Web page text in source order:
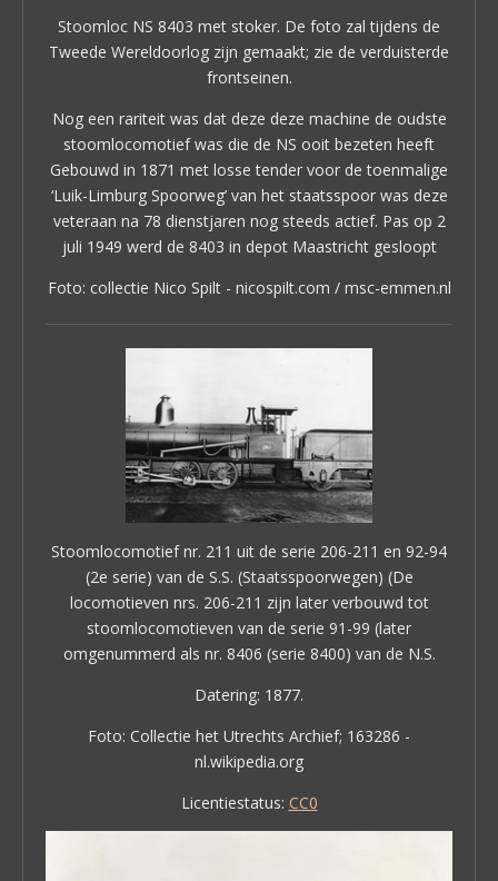
Stoomloc NS 8403 met stoker. De foto zal tijdens de
Tweede Wereldoorlog zijn gemaakt; zie de verduisterde
frontseinen.
Nog een rariteit was dat deze deze machine de oudste
stoomlocomotief was die de NS ooit bezeten heeft
Gebouwd in 1871 met losse tender voor de toenmalige
‘Luik-Limburg Spoorweg’ van het staatsspoor was deze
veteraan na 78 dienstjaren nog steeds actief. Pas op 2
juli 1949 werd de 8403 in depot Maastricht gesloopt
Foto: collectie Nico Spilt - nicospilt.com / msc-emmen.nl
Stoomlocomotief nr. 211 uit de serie 206-211 en 92-94
(2e serie) van de S.S. (Staatsspoorwegen) (De
locomotieven nrs. 206-211 zijn later verbouwd tot
stoomlocomotieven van de serie 91-99 (later
omgenummerd als nr. 8406 (serie 8400) van de N.S.
Datering: 1877.
Foto: Collectie het Utrechts Archief; 163286 -
nl.wikipedia.org
Licentiestatus: CC0